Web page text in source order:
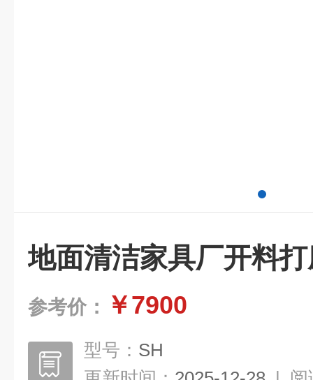
地面清洁家具厂开料
参考价： ￥7900
型号： SH